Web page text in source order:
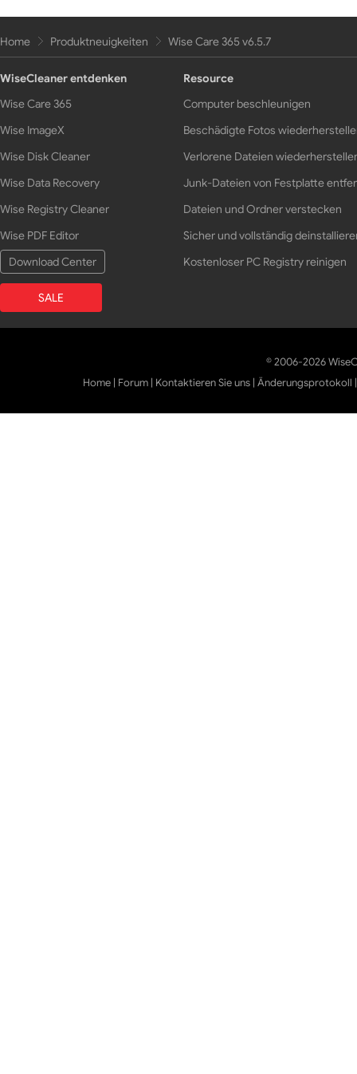
Home Produktneuigkeiten Wise Care 365 v6.5.7
WiseCleaner entdenken
Wise Care 365
Wise ImageX
Wise Disk Cleaner
Wise Data Recovery
Wise Registry Cleaner
Wise PDF Editor
Download Center
SALE
Resource
Computer beschleunigen
Beschädigte Fotos
Verlorene Dateien
Junk-Dateien von Festplatte
Dateien und Ordner verstecken
Sicher und vollständig
Kostenloser PC Registry reinigen
© 2006-2026
Home | Forum | Kontaktieren Sie uns |Änderungsprotokoll